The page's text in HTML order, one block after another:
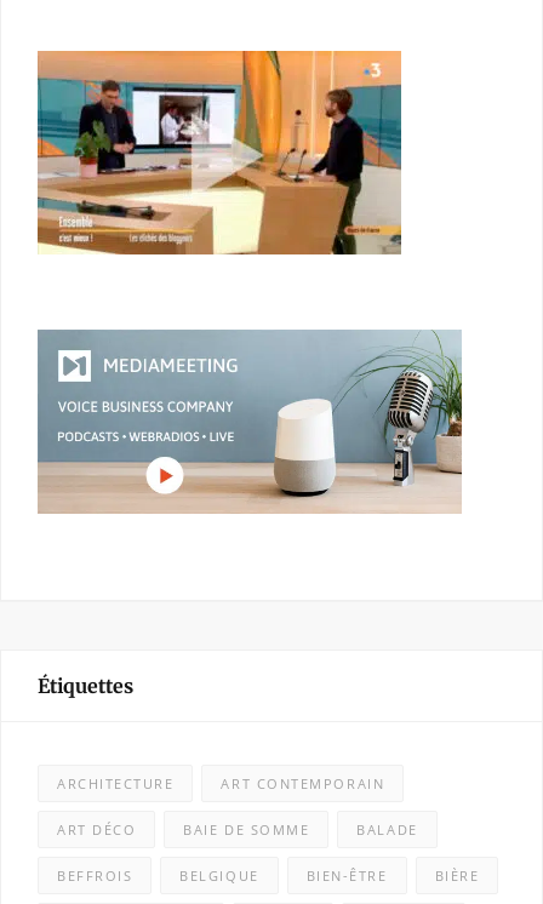
Étiquettes
ARCHITECTURE ART CONTEMPORAIN
ART DÉCO BAIE DE SOMME BALADE
BEFFROIS BELGIQUE BIEN-ÊTRE BIÈRE